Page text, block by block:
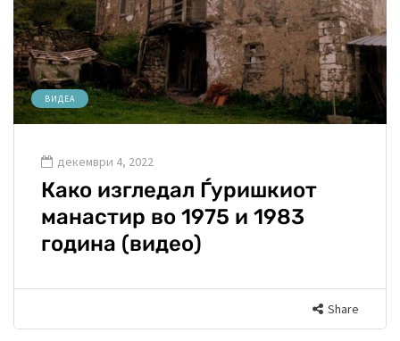
ВИДЕА
декември 4, 2022
Како изгледал Ѓуришкиот
манастир во 1975 и 1983
година (видео)
Share